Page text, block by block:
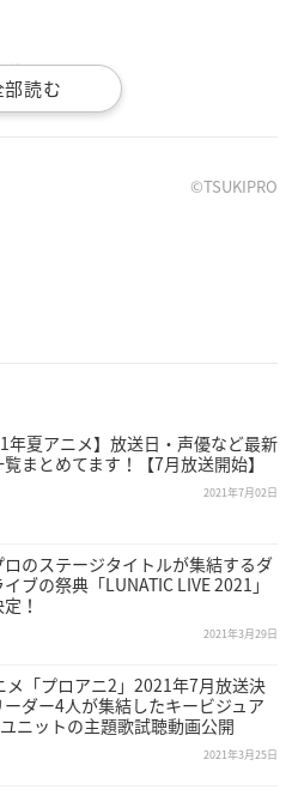
ール
は変更になる可能性がございま
）
円（税込・特典付き）
年6月27日(日)23:59
©︎TSUKIPRO
年夏アニメ】放送日・声優など最新
まとめてます！【7月放送開始】
2021年7月02日
ロのステージタイトルが集結するダ
ブの祭典「LUNATIC LIVE 2021」
！
2021年3月29日
メ「プロアニ2」2021年7月放送決
ーダー4人が集結したキービジュア
ニットの主題歌試聴動画公開
2021年3月25日